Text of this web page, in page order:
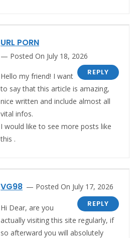
URL PORN
Posted On July 18, 2026
REPLY
Hello my friend! I want
to say that this article is amazing,
nice written and include almost all
vital infos.
I would like to see more posts like
this .
VG98
Posted On July 17, 2026
REPLY
Hi Dear, are you
actually visiting this site regularly, if
so afterward you will absolutely